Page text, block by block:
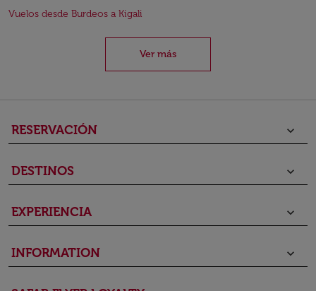
Vuelos desde Burdeos a Kigali
Ver más
RESERVACIÓN keyboard_arrow_down
DESTINOS keyboard_arrow_down
EXPERIENCIA keyboard_arrow_down
INFORMATION keyboard_arrow_down